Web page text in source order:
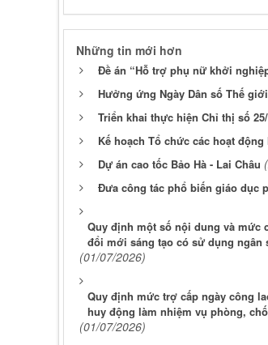
Những tin mới hơn
Đề án “Hỗ trợ phụ nữ khởi
Hưởng ứng Ngày Dân số Thế
Triển khai thực hiện Chỉ thị số
Kế hoạch Tổ chức các hoạt
Dự án cao tốc Bảo Hà - Lai Châu
Đưa công tác phổ biến giáo dục
Quy định một số nội dung và mức
đổi mới sáng tạo có sử dụng ngân
(01/07/2026)
Quy định mức trợ cấp ngày công
huy động làm nhiệm vụ phòng,
(01/07/2026)